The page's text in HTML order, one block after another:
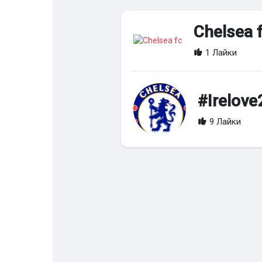
Понравились
Найти
Chelsea
1 Лайки
9 Лайки